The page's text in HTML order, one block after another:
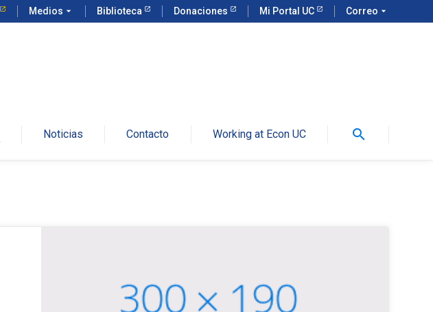
Medios arrow_drop_down Biblioteca Donaciones Mi Portal UC Correo arrow_drop_down
Noticias Contacto Working at Econ UC search